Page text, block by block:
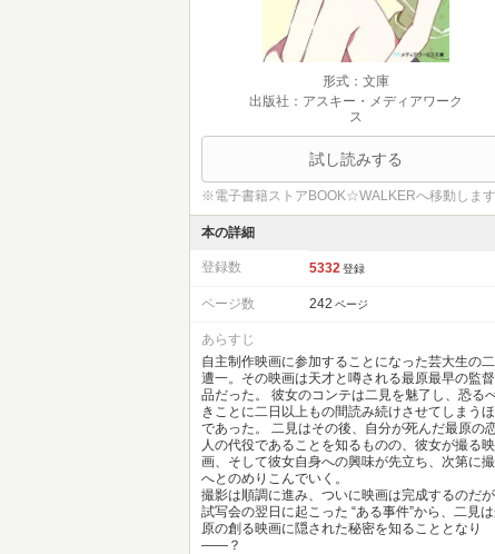
形式：文庫
出版社：アスキー・メディアワーク
ス
試し読みする
※電子書籍ストアBOOK☆WALKERへ移動します
本の詳細
登録数 5332 登録
ページ数 242 ページ
あらすじ
自主制作映画に参加することになった芸大生の
遭一。その映画は天才と噂される最原最早の監
品だった。 彼女のコンテは二見を魅了し、恐る
きことに二日以上もの間読み続けさせてしまう
であった。 二見はその後、自分が死んだ最原の
人の代役であることを知るものの、彼女が撮る映
画、そして彼女自身への興味が先立ち、次第に
へとのめりこんでいく。
撮影は順調に進み、ついに映画は完成するのだが
試写会の翌日に起こった “ある事件”から、二見
原の創る映画に隠された秘密を知ることとなり
――？